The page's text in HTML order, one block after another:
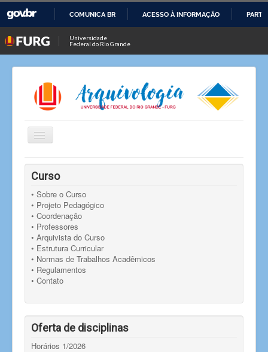
O
CONTEÚDO
COMUNICA BR ACESSO À INFORMAÇÃO
Universidade
Federal do Rio Grande
Alternar
Navegação
Você está aqui:
Link de votação para a Coordenação do Curso de
Arquivologia
Curso
• Sobre o Curso
• Projeto Pedagógico
• Coordenação
• Professores
• Arquivista do Curso
• Estrutura Curricular
• Normas de Trabalhos Acadêmicos
• Regulamentos
• Contato
Oferta de disciplinas
Horários 1/2026